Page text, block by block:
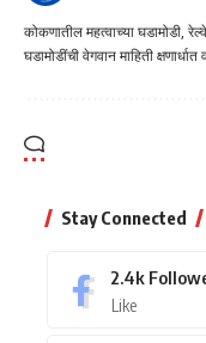
कोकणातील महत्वाच्या घडामोडी,
घडामोडींची वेगवान माहिती
Stay Connected
2.4k
Like